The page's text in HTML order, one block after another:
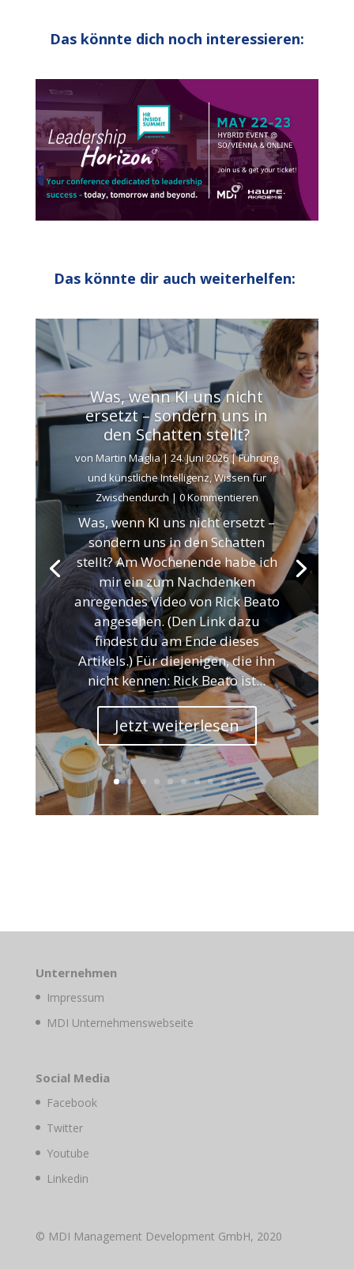
Das könnte dich noch interessieren:
Das könnte dir auch weiterhelfen:
Was, wenn KI uns nicht
ersetzt – sondern uns in
den Schatten stellt?
von Martin Maglia|24. Juni 2026|Führung
und künstliche Intelligenz,Wissen für
Zwischendurch | 0 Kommentieren
Was, wenn KI uns nicht ersetzt –
sondern uns in den Schatten
stellt? Am Wochenende habe ich
mir ein zum Nachdenken
anregendes Video von Rick Beato
angesehen. (Den Link dazu
findest du am Ende dieses
Artikels.) Für diejenigen, die ihn
nicht kennen: Rick Beato ist...
Jetzt weiterlesen
Unternehmen
Impressum
MDI Unternehmenswebseite
Social Media
Facebook
Twitter
Youtube
Linkedin
© MDI Management Development GmbH, 2020